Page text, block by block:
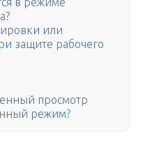
или
защите рабочего
просмотр
режим?